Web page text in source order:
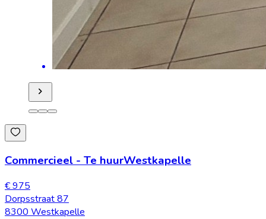
Commercieel - Te huurWestkapelle
€ 975
Dorpsstraat 87
8300 Westkapelle